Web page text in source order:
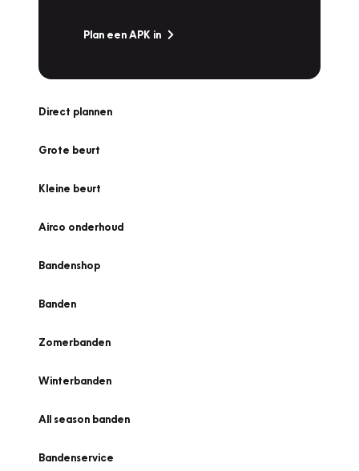
Plan een APK in
Direct plannen
Grote beurt
Kleine beurt
Airco onderhoud
Bandenshop
Banden
Zomerbanden
Winterbanden
All season banden
Bandenservice